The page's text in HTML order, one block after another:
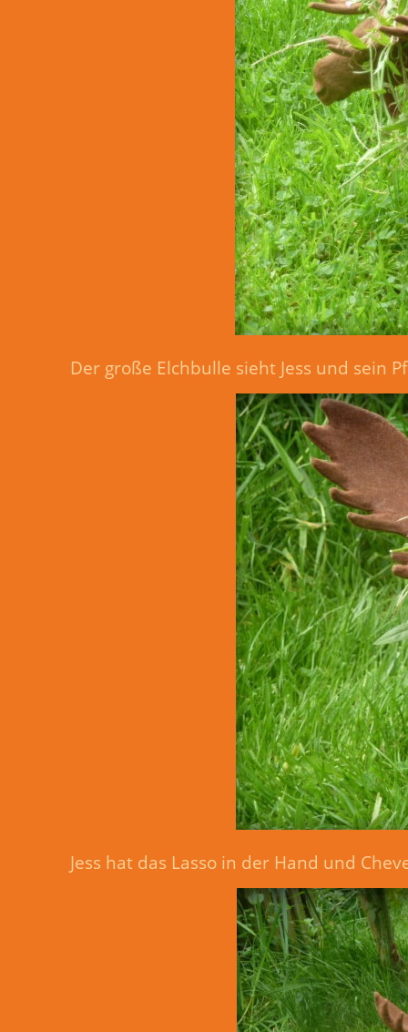
Der große Elchbulle sieht Jess und sein
Jess hat das Lasso in der Hand und